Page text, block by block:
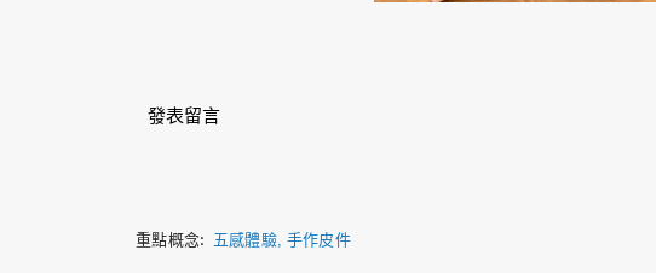
發表留言
重點概念: 五感體驗 手作皮件